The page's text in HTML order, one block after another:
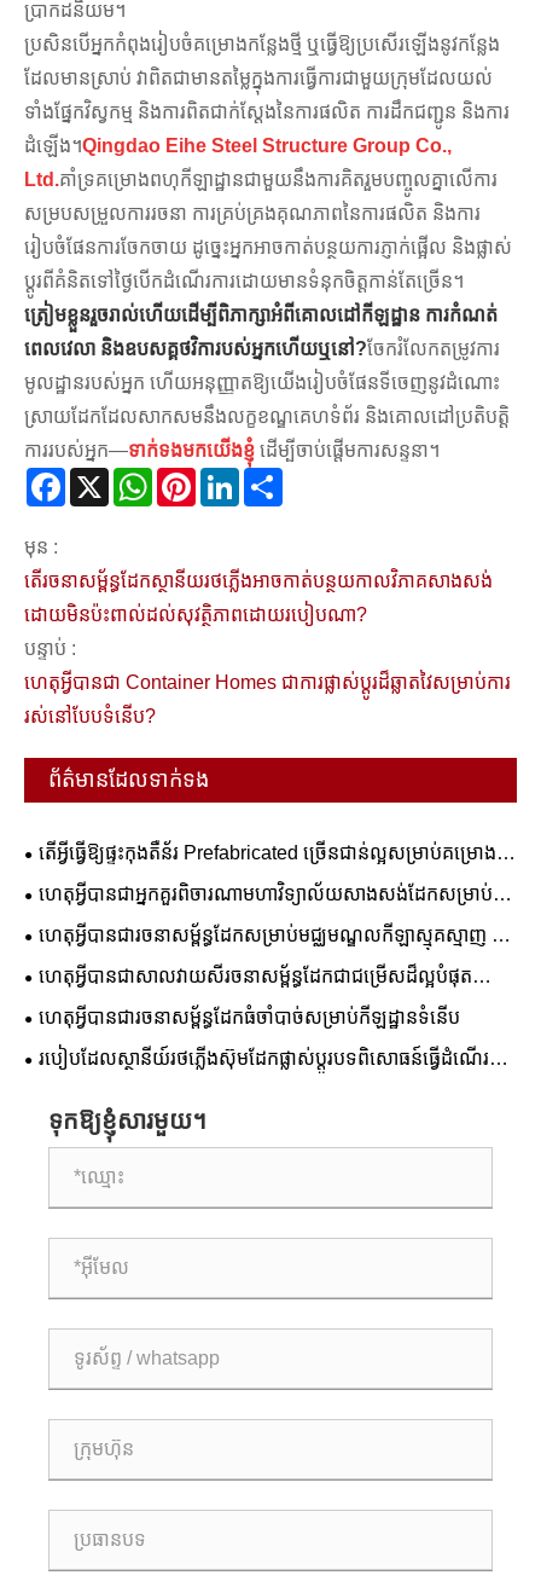
ប្រាកដនិយម។
ប្រសិនបើអ្នកកំពុងរៀបចំគម្រោងកន្លែងថ្មី ឬធ្វើឱ្យប្រសើរឡើងនូវកន្លែង
ដែលមានស្រាប់ វាពិតជាមានតម្លៃក្នុងការធ្វើការជាមួយក្រុមដែលយល់
ទាំងផ្នែកវិស្វកម្ម និងការពិតជាក់ស្តែងនៃការផលិត ការដឹកជញ្ជូន និងការ
ដំឡើង។Qingdao Eihe Steel Structure Group Co.,
Ltd.គាំទ្រគម្រោងពហុកីឡាដ្ឋានជាមួយនឹងការគិតរួមបញ្ចូលគ្នាលើការ
សម្របសម្រួលការរចនា ការគ្រប់គ្រងគុណភាពនៃការផលិត និងការ
រៀបចំផែនការចែកចាយ ដូច្នេះអ្នកអាចកាត់បន្ថយការភ្ញាក់ផ្អើល និងផ្លាស់
ប្តូរពីគំនិតទៅថ្ងៃបើកដំណើរការដោយមានទំនុកចិត្តកាន់តែច្រើន។
ត្រៀមខ្លួនរួចរាល់ហើយដើម្បីពិភាក្សាអំពីគោលដៅកីឡដ្ឋាន ការកំណត់
ពេលវេលា និងឧបសគ្គថវិការបស់អ្នកហើយឬនៅ?ចែករំលែកតម្រូវការ
មូលដ្ឋានរបស់អ្នក ហើយអនុញ្ញាតឱ្យយើងរៀបចំផែនទីចេញនូវដំណោះ
ស្រាយដែកដែលសាកសមនឹងលក្ខខណ្ឌគេហទំព័រ និងគោលដៅប្រតិបត្តិ
ការរបស់អ្នក—ទាក់ទងមកយើងខ្ញុំ ដើម្បីចាប់ផ្តើមការសន្ទនា។
Facebook
X WhatsAppPinterestLinkedIn
មុន :
តើ​រចនាសម្ព័ន្ធ​ដែក​ស្ថានីយ​រថភ្លើង​អាច​កាត់បន្ថយ​កាលវិភាគ​សាងសង់​
ដោយ​មិន​ប៉ះពាល់​ដល់​សុវត្ថិភាព​ដោយ​របៀបណា​?
បន្ទាប់ :
ហេតុអ្វីបានជា Container Homes ជាការផ្លាស់ប្តូរដ៏ឆ្លាតវៃសម្រាប់ការ
រស់នៅបែបទំនើប?
ព័ត៌មានដែលទាក់ទង
តើអ្វីធ្វើឱ្យផ្ទះកុងតឺន័រ Prefabricated ច្រើនជាន់ល្អសម្រាប់គម្រោង
ពាណិជ្ជកម្ម និងលំនៅដ្ឋាន?
ហេតុអ្វីបានជាអ្នកគួរពិចារណាមហាវិទ្យាល័យសាងសង់ដែកសម្រាប់ការ
អប់រំរបស់អ្នក។
ហេតុអ្វីបានជារចនាសម្ព័ន្ធដែកសម្រាប់មជ្ឈមណ្ឌលកីឡាស្មុគស្មាញ ជា
ដំណោះស្រាយដ៏ល្អបំផុតសម្រាប់ការសាងសង់កីឡដ្ឋានទំនើប
ហេតុអ្វីបានជាសាលវាយសីរចនាសម្ព័ន្ធដែកជាជម្រើសដ៏ល្អបំផុត
សម្រាប់ឧបករណ៍កីឡាទំនើប
ហេតុអ្វី​បាន​ជា​រចនាសម្ព័ន្ធ​ដែក​ធំ​ចាំបាច់​សម្រាប់​កីឡដ្ឋាន​ទំនើប
របៀបដែលស្ថានីយ៍រថភ្លើងស៊ុមដែកផ្លាស់ប្តូរបទពិសោធន៍ធ្វើដំណើរ
ទុកឱ្យខ្ញុំសារមួយ។